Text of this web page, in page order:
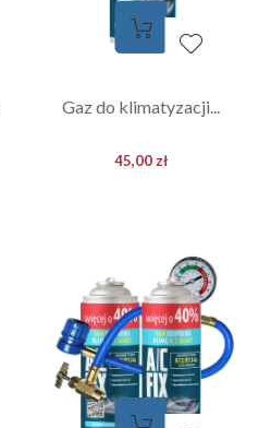
Gaz do klimatyzacji...
45,00 zł